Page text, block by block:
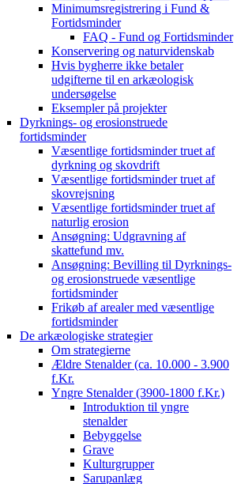
Minimumsregistrering i Fund &
Fortidsminder
FAQ - Fund og Fortidsminder
Konservering og naturvidenskab
Hvis bygherre ikke betaler
udgifterne til en arkæologisk
undersøgelse
Eksempler på projekter
Dyrknings- og erosionstruede
fortidsminder
Væsentlige fortidsminder truet af
dyrkning og skovdrift
Væsentlige fortidsminder truet af
skovrejsning
Væsentlige fortidsminder truet af
naturlig erosion
Ansøgning: Udgravning af
skattefund mv.
Ansøgning: Bevilling til Dyrknings-
og erosionstruede væsentlige
fortidsminder
Frikøb af arealer med væsentlige
fortidsminder
De arkæologiske strategier
Om strategierne
Ældre Stenalder (ca. 10.000 - 3.900
f.Kr.
Yngre Stenalder (3900-1800 f.Kr.)
Introduktion til yngre
stenalder
Bebyggelse
Grave
Kulturgrupper
Sarupanlæg